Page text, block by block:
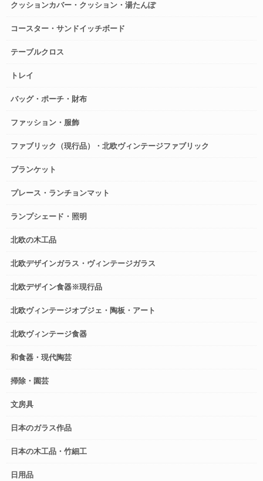
クッションカバー・クッション・湯たんぽ
コースター・サンドイッチボード
テーブルクロス
トレイ
バッグ・ポーチ・財布
ファッション・服飾
ファブリック（現行品）・北欧ヴィンテージファブリック
ブランケット
プレース・ランチョンマット
ランプシェード・照明
北欧の木工品
北欧デザインガラス・ヴィンテージガラス
北欧デザイン食器※現行品
北欧ヴィンテージオブジェ・陶板・アート
北欧ヴィンテージ食器
和食器・現代陶芸
掃除・園芸
文房具
日本のガラス作品
日本の木工品・竹細工
日用品